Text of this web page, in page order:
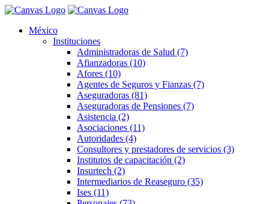
México
Instituciones
Administradoras de Salud (7)
Afianzadoras (10)
Afores (10)
Agentes de Seguros y Fianzas (7)
Aseguradoras (81)
Aseguradoras de Pensiones (7)
Asistencia (2)
Asociaciones (11)
Autoridades (4)
Consultores y prestadores de servicios (3)
Institutos de capacitación (2)
Insurtech (2)
Intermediarios de Reaseguro (35)
Ises (11)